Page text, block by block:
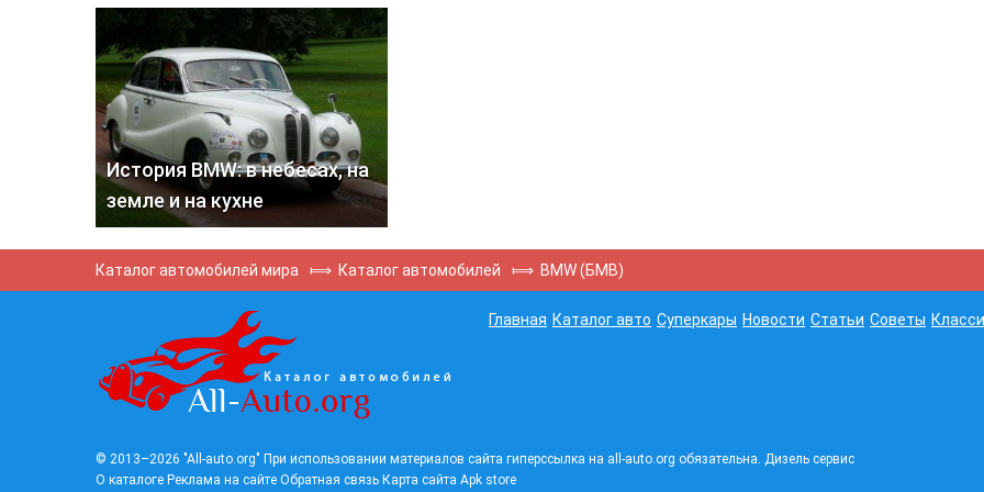
История BMW: в небесах, на
земле и на кухне
Каталог автомобилей мира ⟾ Каталог автомобилей ⟾ BMW (БМВ)
Главная Каталог авто Суперкары Новости Статьи Советы
© 2013–2026 "All-auto.org" При использовании материалов сайта гиперссылка на all-auto.org обязательна. Дизель сервис
О каталоге Реклама на сайте Обратная связь Карта сайта Apk store